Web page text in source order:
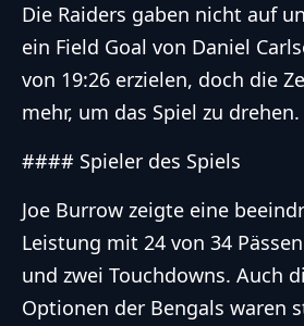
Die Raiders gaben nicht auf
ein Field Goal von Daniel
von 19:26 erzielen, doch die
mehr, um das Spiel zu drehen.
#### Spieler des Spiels
Joe Burrow zeigte eine
Leistung mit 24 von 34
und zwei Touchdowns. Auch
Optionen der Bengals waren